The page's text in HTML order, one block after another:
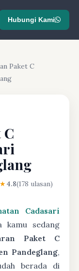
Hubungi Kami
Paket C
4.8(178 ulasan)
Cadasari
sedang
Paket C
Pandeglang,
berada di